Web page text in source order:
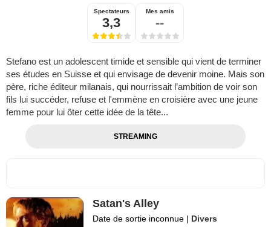
Spectateurs
3,3
Mes amis
--
Stefano est un adolescent timide et sensible qui vient de terminer
ses études en Suisse et qui envisage de devenir moine. Mais son
père, riche éditeur milanais, qui nourrissait l’ambition de voir son
fils lui succéder, refuse et l'emmène en croisière avec une jeune
femme pour lui ôter cette idée de la tête...
STREAMING
Satan's Alley
Date de sortie inconnue | Divers